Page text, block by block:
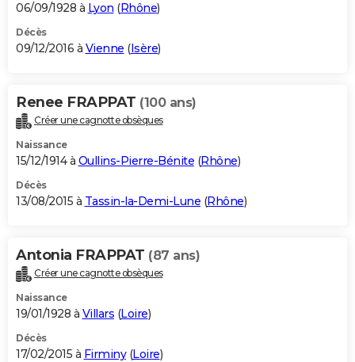
06/09/1928 à Lyon (Rhône)
Décès
09/12/2016 à Vienne (Isère)
Renee FRAPPAT (100 ans)
Créer une cagnotte obsèques
Naissance
15/12/1914 à Oullins-Pierre-Bénite (Rhône)
Décès
13/08/2015 à Tassin-la-Demi-Lune (Rhône)
Antonia FRAPPAT (87 ans)
Créer une cagnotte obsèques
Naissance
19/01/1928 à Villars (Loire)
Décès
17/02/2015 à Firminy(Loire)